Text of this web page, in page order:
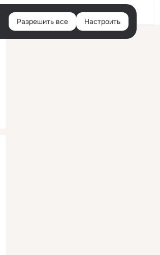
Войти
Разрешить все Настроить